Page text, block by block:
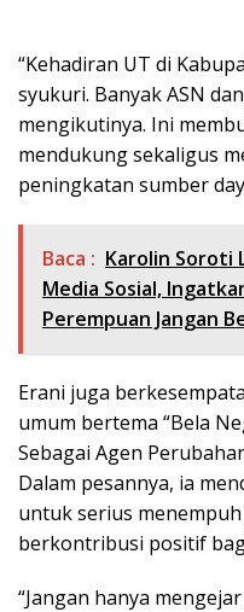
“Kehadiran UT di
syukuri. Banyak ASN
mengikutinya. Ini
mendukung sekaligus
peningkatan sumber
Baca : Karolin Soroti
Media Sosial,
Perempuan Jangan
Erani juga
umum bertema “Bela
Sebagai Agen
Dalam pesannya, ia
untuk serius
berkontribusi positif
“Jangan hanya